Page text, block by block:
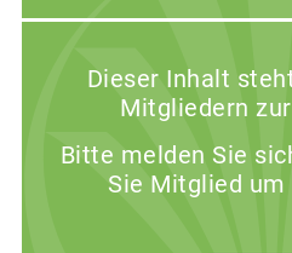
Dieser Inhalt
Mitgliedern
Bitte melden Sie
Sie Mitglied um